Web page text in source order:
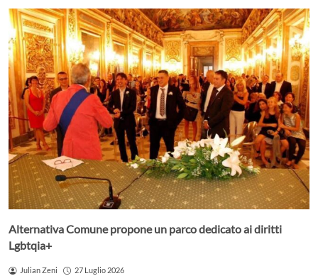
Alternativa Comune propone un parco dedicato ai diritti
Lgbtqia+
Julian Zeni 27 Luglio 2026